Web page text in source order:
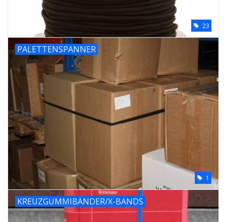
23
PALETTENSPANNER
1
KREUZGUMMIBÄNDER/X-BANDS